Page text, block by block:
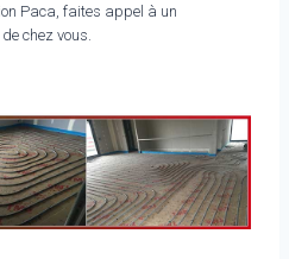
Paca, faites appel à un
chez vous.